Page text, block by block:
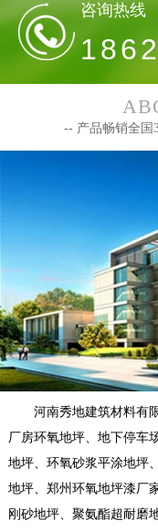
咨询热线
-- 产品畅销全国
河南秀地建筑材料有
厂房环氧地坪、地下停车
地坪、环氧砂浆平涂地坪
地坪、郑州环氧地坪漆厂
刚砂地坪、聚氨酯超耐磨